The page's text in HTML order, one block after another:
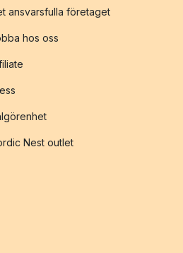
ansvarsfulla företaget
hos oss
Nest outlet